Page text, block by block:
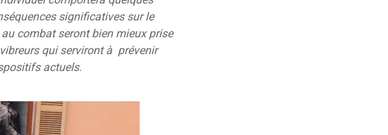
significatives sur le
combat seront bien mieux prise
qui serviront à prévenir
actuels.